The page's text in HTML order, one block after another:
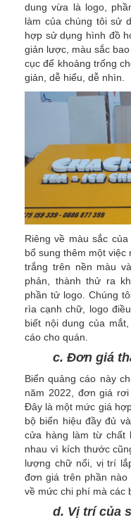
dung vừa là logo,
làm của chúng tôi sử
hợp sử dụng hình đồ
giản lược, màu sắc
cục để khoảng trống
giản, dễ hiểu, dễ nhìn.
Riêng về màu sắc
bổ sung thêm một việc
trắng trên nền màu
phản, thành thử ra
phần tử logo. Chúng
rìa cạnh chữ, logo
biết nội dung của
cáo cho quán.
c. Đơn giá
Biển quảng cáo này
năm 2022, đơn giá
Đây là một mức giá
bộ biển hiệu đầy đủ
cửa hàng làm từ chất
nhau vì kích thước
lượng chữ nổi, vị trí
đơn giá trên phần
về mức chi phí mà các
d. Vị trí của